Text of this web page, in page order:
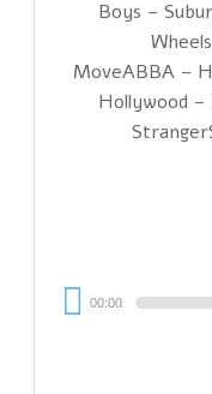
Boys –
MoveABBA –
Hollywood
00:00